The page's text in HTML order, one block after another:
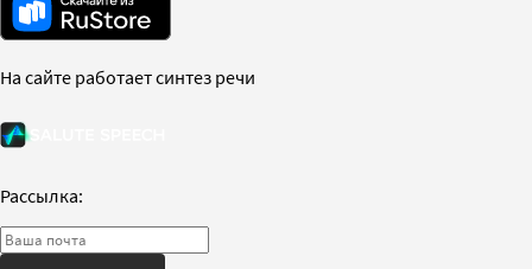
На сайте работает синтез речи
Рассылка: